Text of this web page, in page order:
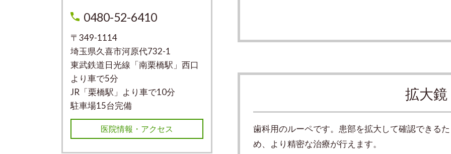
拡大鏡
歯科用のルーペです。患部を拡大して確認できるた
め、より精密な治療が行えます。
0480-52-6410
〒349-1114
埼玉県久喜市河原代732-1
東武鉄道日光線「南栗橋駅」西口
より車で5分
JR「栗橋駅」より車で10分
駐車場15台完備
医院情報・アクセス